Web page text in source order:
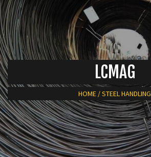
LCMAG
HOME /STEEL HANDLING